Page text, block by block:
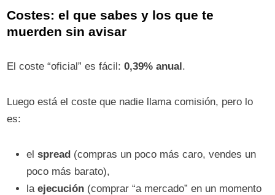
Costes: el que sabes y los que te
muerden sin avisar
El coste “oficial” es fácil:0,39% anual.
Luego está el coste que nadie llama comisión, pero lo
es:
elspread (compras un poco más caro, vendes un
poco más barato),
laejecución (comprar “a mercado” en un momento